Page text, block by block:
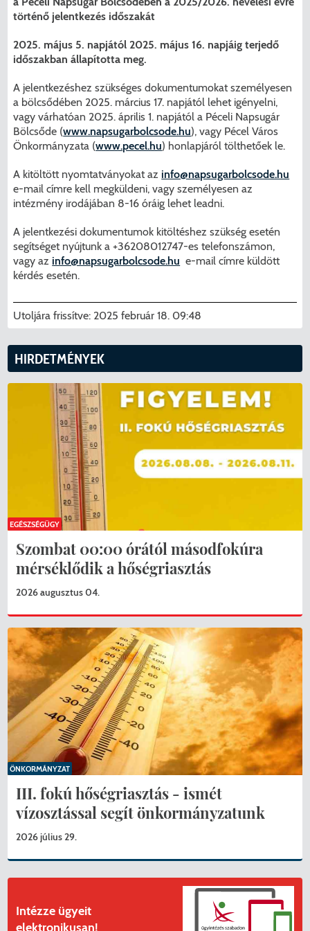
történő jelentkezés időszakát
2025. május 5. napjától 2025. május 16. napjáig terjedő
időszakban állapította meg.
A jelentkezéshez szükséges dokumentumokat személyesen
a bölcsődében 2025. március 17. napjától lehet igényelni,
vagy várhatóan 2025. április 1. napjától a Péceli Napsugár
Bölcsőde (www.napsugarbolcsode.hu), vagy Pécel Város
Önkormányzata (www.pecel.hu) honlapjáról tölthetőek le.
A kitöltött nyomtatványokat az info@napsugarbolcsode.hu
e-mail címre kell megküldeni, vagy személyesen az
intézmény irodájában 8-16 óráig lehet leadni.
A jelentkezési dokumentumok kitöltéshez szükség esetén
segítséget nyújtunk a +36208012747-es telefonszámon,
vagy az info@napsugarbolcsode.hu e-mail címre küldött
kérdés esetén.
Utoljára frissítve: 2025 február 18. 09:48
HIRDETMÉNYEK
Szombat 00:00 órától másodfokúra
mérséklődik a hőségriasztás
2026 augusztus 04.
EGÉSZSÉGÜGY
III. fokú hőségriasztás - ismét
vízosztással segít önkormányzatunk
2026 július 29.
ÖNKORMÁNYZAT
Intézze ügyeit
elektronikusan!